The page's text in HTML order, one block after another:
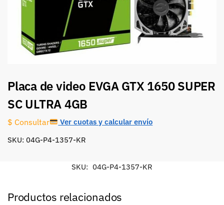
Placa de video EVGA GTX 1650 SUPER
SC ULTRA 4GB
$ Consultar Ver cuotas y calcular envío
SKU: 04G-P4-1357-KR
SKU: 04G-P4-1357-KR
Productos relacionados